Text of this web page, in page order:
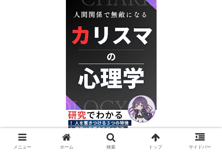
メニュー ホーム 検索 トップ サイドバー